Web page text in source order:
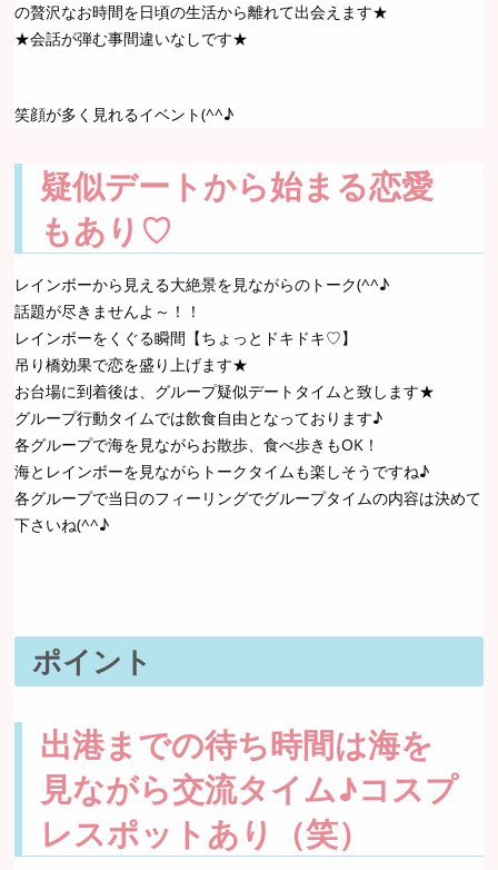
の贅沢なお時間を日頃の生活から離れて出会えます★
★会話が弾む事間違いなしです★
笑顔が多く見れるイベント(^^♪
疑似デートから始まる恋愛
もあり♡
レインボーから見える大絶景を見ながらのトーク(^^♪
話題が尽きませんよ～！！
レインボーをくぐる瞬間【ちょっとドキドキ♡】
吊り橋効果で恋を盛り上げます★
お台場に到着後は、グループ疑似デートタイムと致します★
グループ行動タイムでは飲食自由となっております♪
各グループで海を見ながらお散歩、食べ歩きもOK！
海とレインボーを見ながらトークタイムも楽しそうですね♪
各グループで当日のフィーリングでグループタイムの内容は決めて
下さいね(^^♪
ポイント
出港までの待ち時間は海を
見ながら交流タイム♪コスプ
レスポットあり（笑）